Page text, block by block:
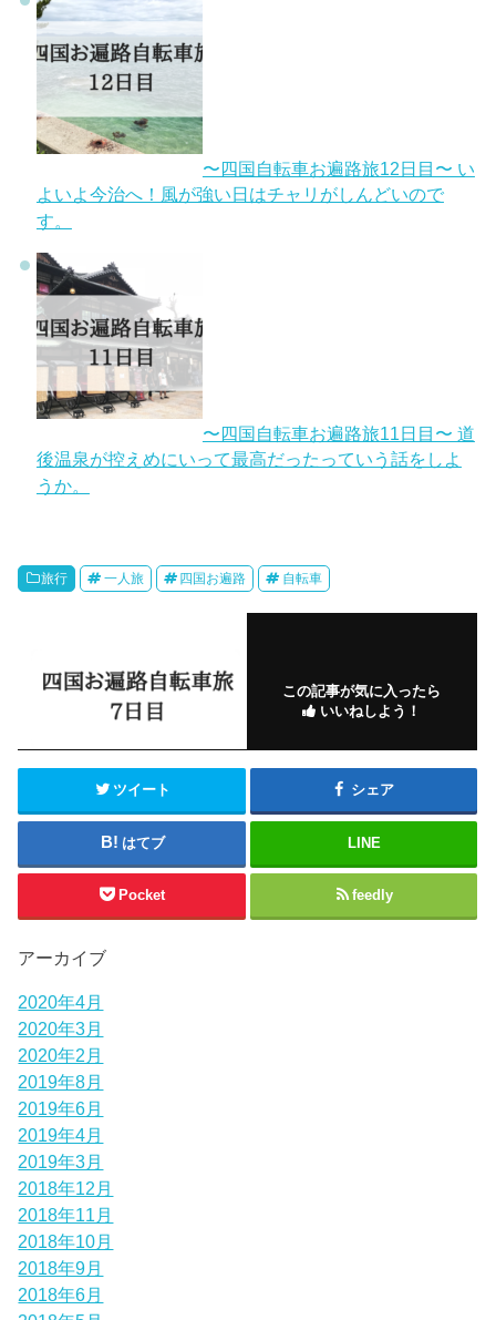
〜四国自転車お遍路旅12日目〜 い
よいよ今治へ！風が強い日はチャリがしんどいので
す。
〜四国自転車お遍路旅11日目〜 道
後温泉が控えめにいって最高だったっていう話をしよ
うか。
旅行 一人旅 四国お遍路 自転車
この記事が気に入ったら
いいねしよう！
ツイート シェア
はてブ LINE
Pocket feedly
アーカイブ
2020年4月
2020年3月
2020年2月
2019年8月
2019年6月
2019年4月
2019年3月
2018年12月
2018年11月
2018年10月
2018年9月
2018年6月